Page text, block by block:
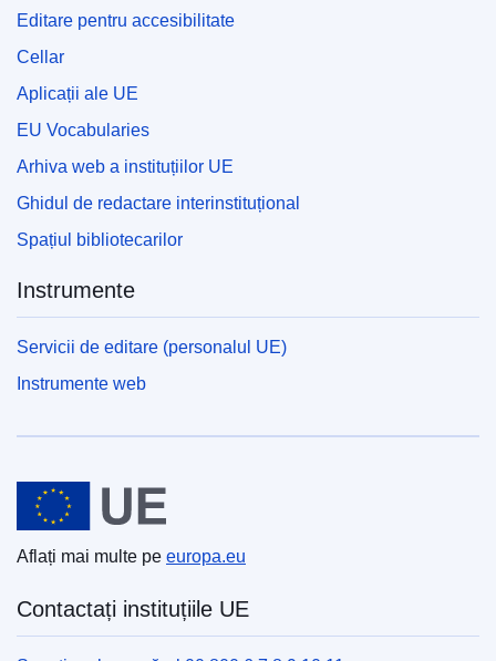
Editare pentru accesibilitate
Cellar
Aplicații ale UE
EU Vocabularies
Arhiva web a instituțiilor UE
Ghidul de redactare interinstituțional
Spațiul bibliotecarilor
Instrumente
Servicii de editare (personalul UE)
Instrumente web
Uniunea Europeană
Aflați mai multe pe europa.eu
Contactați instituțiile UE